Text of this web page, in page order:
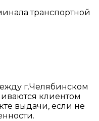
транспортной
г.Челябинском
клиентом
выдачи, если не